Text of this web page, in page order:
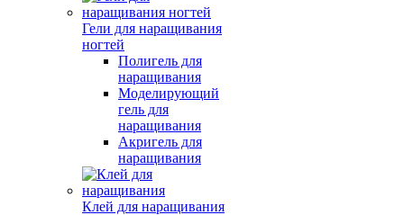
Гели для наращивания
ногтей
Полигель для
наращивания
Моделирующий
гель для
наращивания
Акригель для
наращивания
Клей для наращивания